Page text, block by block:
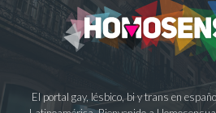
El portal gay, lésbico, bi y trans en